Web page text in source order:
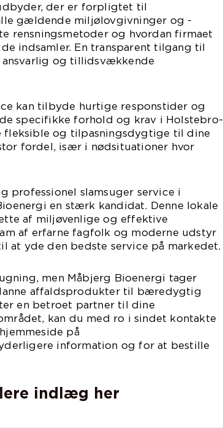
der er forpligtet til
gældende miljølovgivninger og -
rensningsmetoder og hvordan firmaet
indsamler. En transparent tilgang til
ansvarlig og tillidsvækkende
kan tilbyde hurtige responstider og
specifikke forhold og krav i Holstebro-
fleksible og tilpasningsdygtige til dine
fordel, især i nødsituationer hvor
professionel slamsuger service i
en stærk kandidat. Denne lokale
af miljøvenlige og effektive
af erfarne fagfolk og moderne udstyr
at yde den bedste service på markedet.
men Måbjerg Bioenergi tager
affaldsprodukter til bæredygtig
en betroet partner til dine
kan du med ro i sindet kontakte
på
information og for at bestille
indlæg her